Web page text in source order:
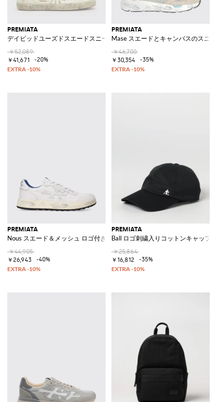
PREMIATA
デイビッドユーズドスエードスニーカー
￥52,089
￥41,671
-20%
PREMIATA
Mase スエードとキャンバスのスニ
￥46,700
￥30,354
-35%
PREMIATA
Nous スエード＆メッシュ ロゴ付きロートップスニーカー
￥44,905
￥26,943
-40%
PREMIATA
Ball ロゴ刺繍入りコットンキャップ
￥25,864
￥16,812
-35%